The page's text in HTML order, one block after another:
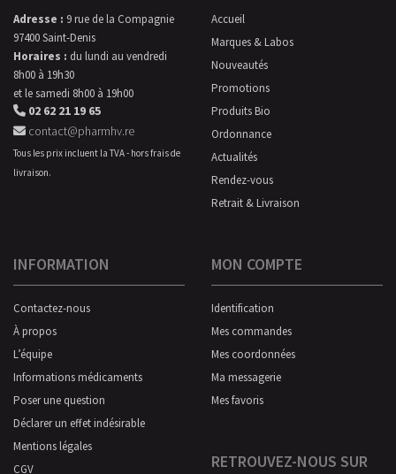
Adresse : 9 rue de la Compagnie
97400 Saint-Denis
Horaires : du lundi au vendredi
8h00 à 19h30
et le samedi 8h00 à 19h00
02 62 21 19 65
contact@pharmhv.re
Tous les prix incluent la TVA - hors frais de
livraison.
Accueil
Marques & Labos
Nouveautés
Promotions
Produits Bio
Ordonnance
Actualités
Rendez-vous
Retrait & Livraison
INFORMATION
Contactez-nous
À propos
L’équipe
Informations médicaments
Poser une question
Déclarer un effet indésirable
Mentions légales
CGV
MON COMPTE
Identification
Mes commandes
Mes coordonnées
Ma messagerie
Mes favoris
RETROUVEZ-NOUS SUR